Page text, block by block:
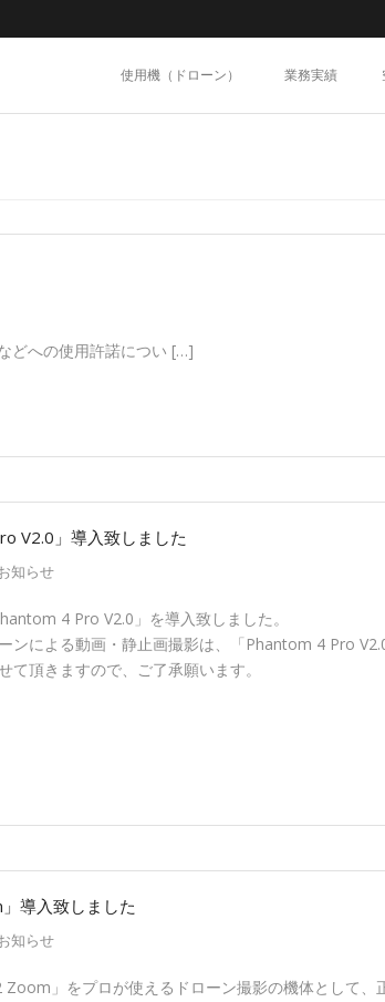
使用機（ドローン） 業務実績
どへの使用許諾につい […]
V2.0」導入致しました
知らせ
4 Pro V2.0」を導入致しました。
ンによる動画・静止画撮影は、「Phantom 4 Pro
て頂きますので、ご了承願います。
」導入致しました
知らせ
」をプロが使えるドローン撮影の機体として、